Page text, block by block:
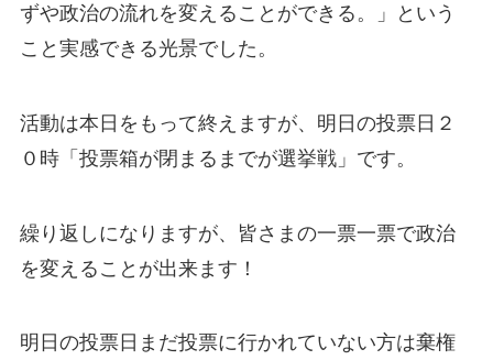
ずや政治の流れを変えることができる。」という
こと実感できる光景でした。
活動は本日をもって終えますが、明日の投票日２
０時「投票箱が閉まるまでが選挙戦」です。
繰り返しになりますが、皆さまの一票一票で政治
を変えることが出来ます！
明日の投票日まだ投票に行かれていない方は棄権